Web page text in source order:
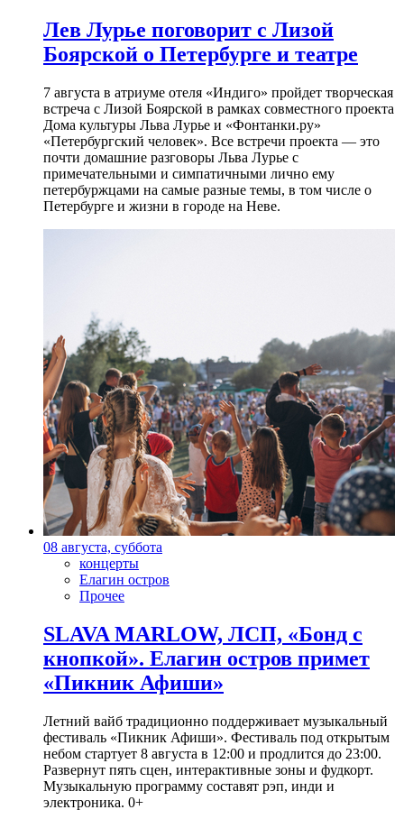
Лев Лурье поговорит с Лизой
Боярской о Петербурге и театре
7 августа в атриуме отеля «Индиго» пройдет творческая
встреча с Лизой Боярской в рамках совместного проекта
Дома культуры Льва Лурье и «Фонтанки.ру»
«Петербургский человек». Все встречи проекта — это
почти домашние разговоры Льва Лурье с
примечательными и симпатичными лично ему
петербуржцами на самые разные темы, в том числе о
Петербурге и жизни в городе на Неве.
08 августа, суббота
концерты
Елагин остров
Прочее
SLAVA MARLOW, ЛСП, «Бонд с
кнопкой». Елагин остров примет
«Пикник Афиши»
Летний вайб традиционно поддерживает музыкальный
фестиваль «Пикник Афиши». Фестиваль под открытым
небом стартует 8 августа в 12:00 и продлится до 23:00.
Развернут пять сцен, интерактивные зоны и фудкорт.
Музыкальную программу составят рэп, инди и
электроника. 0+